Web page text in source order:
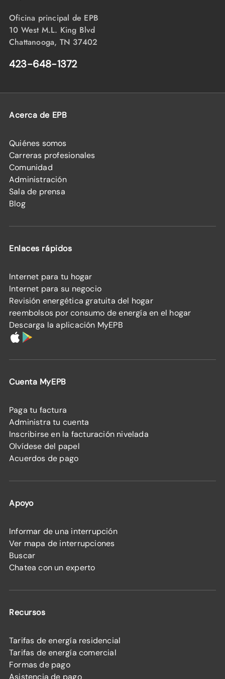
Oficina principal de EPB
10 West M.L. King Blvd
Chattanooga, TN 37402
423-648-1372
Acerca de EPB
Quiénes somos
Carreras profesionales
Comunidad
Administración
Sala de prensa
Blog
Enlaces rápidos
Internet para tu hogar
Internet para su negocio
Revisión energética gratuita del hogar
reembolsos por consumo de energía en el hogar
Descarga la aplicación MyEPB
Cuenta MyEPB
Paga tu factura
Administra tu cuenta
Inscribirse en la facturación nivelada
Olvídese del papel
Acuerdos de pago
Apoyo
Informar de una interrupción
Ver mapa de interrupciones
Buscar
Chatea con un experto
Recursos
Tarifas de energía residencial
Tarifas de energía comercial
Formas de pago
Asistencia de pago